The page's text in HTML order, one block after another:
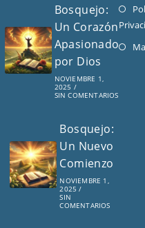
Bosquejo:
Un Corazón
Apasionado
por Dios
NOVIEMBRE 1,
2025 /
SIN COMENTARIOS
Bosquejo:
Un Nuevo
Comienzo
NOVIEMBRE 1,
2025 /
SIN
COMENTARIOS